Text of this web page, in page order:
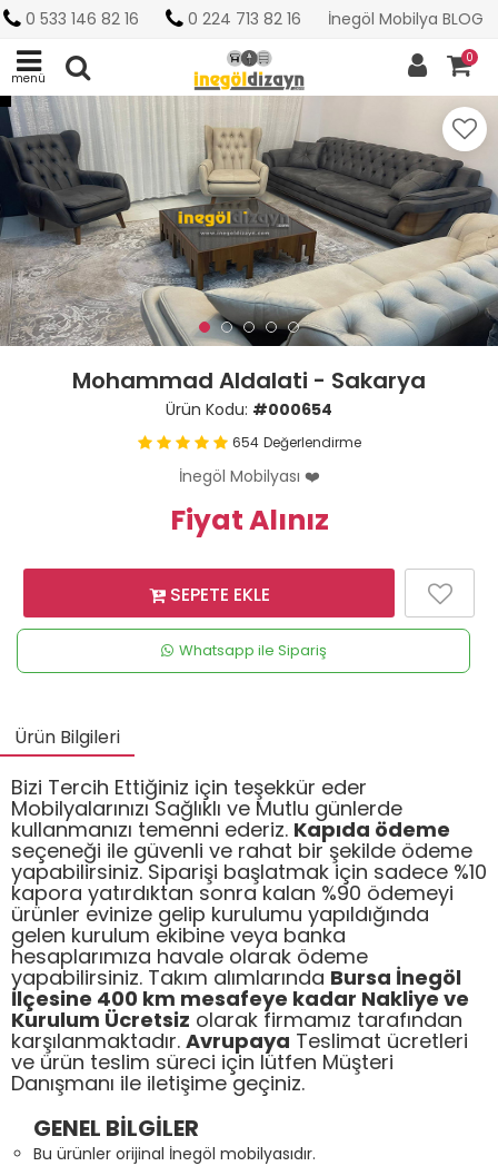
0 533 146 82 16 0 224 713 82 16 İnegöl Mobilya BLOG
menü
0
Mohammad Aldalati - Sakarya
Ürün Kodu: #000654
654 Değerlendirme
İnegöl Mobilyası ❤️
Fiyat Alınız
SEPETE EKLE
Whatsapp ile Sipariş
Ürün Bilgileri
Bizi Tercih Ettiğiniz için teşekkür eder
Mobilyalarınızı Sağlıklı ve Mutlu günlerde
kullanmanızı temenni ederiz. Kapıda ödeme
seçeneği ile güvenli ve rahat bir şekilde ödeme
yapabilirsiniz. Siparişi başlatmak için sadece %10
kapora yatırdıktan sonra kalan %90 ödemeyi
ürünler evinize gelip kurulumu yapıldığında
gelen kurulum ekibine veya banka
hesaplarımıza havale olarak ödeme
yapabilirsiniz. Takım alımlarında Bursa İnegöl
İlçesine 400 km mesafeye kadar Nakliye ve
Kurulum Ücretsiz olarak firmamız tarafından
karşılanmaktadır. Avrupaya Teslimat ücretleri
ve ürün teslim süreci için lütfen Müşteri
Danışmanı ile iletişime geçiniz.
GENEL BİLGİLER
Bu ürünler orijinal İnegöl mobilyasıdır.